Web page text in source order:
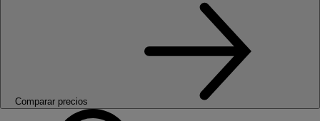
Comparar precios